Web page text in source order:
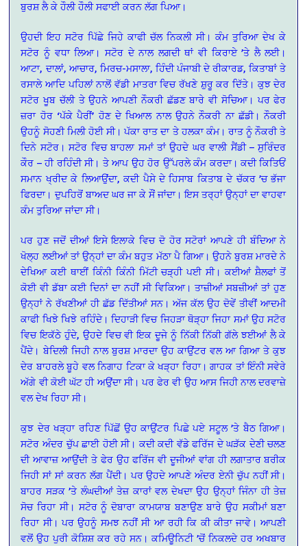
ਬੁਰਸ਼ ਲੈ ਕੇ ਹੌਲੀ ਹੌਲੀ ਸਫਾਈ ਕਰਨ ਲੱਗ ਪਿਆ।
ਉਹਦੀ ਇਹ ਸਟੋਰ ਪਿੱਛੇ ਜਿਹੇ ਕਾਫੀ ਚੱਲ ਨਿਕਲੀ ਸੀ। ਕੰਮ ਤੁਰਿਆ ਦੇਖ ਕੇ
ਸਟੋਰ ਨੂੰ ਵਧਾ ਲਿਆ। ਸਟੋਰ ਦੇ ਨਾਲ ਲਗਦੀ ਥਾਂ ਵੀ ਕਿਰਾਏ ’ਤੇ ਲੈ ਲਈ।
ਆਟਾ, ਦਾਲਾਂ, ਆਚਾਰ, ਮਿਰਚ-ਮਸਾਲਾ, ਹਿੰਦੀ ਪੰਜਾਬੀ ਦੇ ਰੀਕਾਰਡ, ਕਿਤਾਬਾਂ ਤੇ
ਰਸਾਲੇ ਆਦਿ ਪਹਿਲਾਂ ਨਾਲੋਂ ਵੱਡੀ ਮਾਤਰਾ ਵਿਚ ਰੱਖਣੇ ਸ਼ੁਰੂ ਕਰ ਦਿੱਤੇ। ਕੁਝ ਦੇਰ
ਸਟੋਰ ਖੂਬ ਚੱਲੀ ਤੇ ਉਹਨੇ ਆਪਣੀ ਨੌਕਰੀ ਛੱਡਣ ਬਾਰੇ ਵੀ ਸੋਚਿਆ। ਪਰ ਫੇਰ
ਜ਼ਰਾ ਹੋਰ ‘ਪੱਕੇ ਪੈਰੀਂ’ ਹੋਣ ਦੇ ਖਿਆਲ ਨਾਲ ਉਹਨੇ ਨੌਕਰੀ ਨਾ ਛੱਡੀ। ਨੌਕਰੀ
ਉਹਨੂੰ ਸੋਹਣੀ ਮਿਲੀ ਹੋਈ ਸੀ। ਪੱਕਾ ਰਾਤ ਦਾ ਤੇ ਹਲਕਾ ਕੰਮ। ਰਾਤ ਨੂੰ ਨੌਕਰੀ ਤੇ
ਦਿਨੇ ਸਟੋਰ। ਸਟੋਰ ਵਿਚ ਬਾਹਲਾ ਸਮਾਂ ਤਾਂ ਉਹਦੇ ਘਰ ਵਾਲੀ ਸੈਂਡੀ – ਸੁਰਿੰਦਰ
ਕੌਰ – ਹੀ ਰਹਿੰਦੀ ਸੀ। ਤੇ ਆਪ ਉਹ ਹੋਰ ਉੱਪਰਲੇ ਕੰਮ ਕਰਦਾ। ਕਦੀ ਕਿਤਿਓਂ
ਸਮਾਨ ਖ੍ਰੀਦ ਕੇ ਲਿਆਉਂਦਾ, ਕਦੀ ਪੈਸੇ ਦੇ ਹਿਸਾਬ ਕਿਤਾਬ ਦੇ ਚੱਕਰ ’ਚ ਭੱਜਾ
ਫਿਰਦਾ। ਦੁਪਹਿਰੋਂ ਬਾਅਦ ਘਰ ਜਾ ਕੇ ਸੌਂ ਜਾਂਦਾ। ਇਸ ਤਰ੍ਹਾਂ ਉਨ੍ਹਾਂ ਦਾ ਵਾਹਵਾ
ਕੰਮ ਤੁਰਿਆ ਜਾਂਦਾ ਸੀ।
ਪਰ ਹੁਣ ਜਦੋਂ ਦੀਆਂ ਇਸੇ ਇਲਾਕੇ ਵਿਚ ਦੋ ਹੋਰ ਸਟੋਰਾਂ ਆਪਣੇ ਹੀ ਬੰਦਿਆ ਨੇ
ਖੋਲ੍ਹ ਲਈਆਂ ਤਾਂ ਉਨ੍ਹਾਂ ਦਾ ਕੰਮ ਬਹੁਤ ਮੱਠਾ ਪੈ ਗਿਆ। ਉਹਨੇ ਬੁਰਸ਼ ਮਾਰਦੇ ਨੇ
ਦੇਖਿਆ ਕਈ ਥਾਈਂ ਕਿੰਨੀ ਕਿੰਨੀ ਮਿੱਟੀ ਚੜ੍ਹੀ ਪਈ ਸੀ। ਕਈਆਂ ਸ਼ੈਲਫਾਂ ਤੋਂ
ਕੋਈ ਵੀ ਡੱਬਾ ਕਈ ਦਿਨਾਂ ਦਾ ਨਹੀਂ ਸੀ ਵਿਕਿਆ। ਤਾਜ਼ੀਆਂ ਸਬਜ਼ੀਆਂ ਤਾਂ ਹੁਣ
ਉਨ੍ਹਾਂ ਨੇ ਰੱਖਣੀਆਂ ਹੀ ਛੱਡ ਦਿੱਤੀਆਂ ਸਨ। ਅੱਜ ਕੱਲ ਉਹ ਦੋਵੇਂ ਤੀਵੀਂ ਆਦਮੀ
ਕਾਫੀ ਖਿਝੇ ਖਿਝੇ ਰਹਿੰਦੇ। ਦਿਹਾੜੀ ਵਿਚ ਜਿਹੜਾ ਥੋੜ੍ਹਾ ਜਿਹਾ ਸਮਾਂ ਉਹ ਸਟੋਰ
ਵਿਚ ਇਕੱਠੇ ਹੁੰਦੇ, ਉਹਦੇ ਵਿਚ ਵੀ ਇਕ ਦੂਜੇ ਨੂੰ ਨਿੱਕੀ ਨਿੱਕੀ ਗੱਲੇ ਝਈਆਂ ਲੈ ਕੇ
ਪੈਂਦੇ। ਬੇਦਿਲੀ ਜਿਹੀ ਨਾਲ ਬੁਰਸ਼ ਮਾਰਦਾ ਉਹ ਕਾਉਂਟਰ ਵਲ ਆ ਗਿਆ ਤੇ ਕੁਝ
ਦੇਰ ਬਾਹਰਲੇ ਬੂਹੇ ਵਲ ਨਿਗਾਹ ਟਿਕਾ ਕੇ ਖੜ੍ਹਾ ਰਿਹਾ। ਗਾਹਕ ਤਾਂ ਇੰਨੀ ਸਵੇਰੇ
ਅੱਗੇ ਵੀ ਕੋਈ ਘੱਟ ਹੀ ਅਉਂਦਾ ਸੀ। ਪਰ ਫੇਰ ਵੀ ਉਹ ਆਸ ਜਿਹੀ ਨਾਲ ਦਰਵਾਜ਼ੇ
ਵਲ ਦੇਖ ਰਿਹਾ ਸੀ।
ਕੁਝ ਦੇਰ ਖੜ੍ਹਾ ਰਹਿਣ ਪਿੱਛੋਂ ਉਹ ਕਾਉਂਟਰ ਪਿਛੇ ਪਏ ਸਟੂਲ ’ਤੇ ਬੈਠ ਗਿਆ।
ਸਟੋਰ ਅੰਦਰ ਚੁੱਪ ਛਾਈ ਹੋਈ ਸੀ। ਕਦੀ ਕਦੀ ਵੱਡੇ ਫਰਿੱਜ ਦੇ ਘੜੱਕ ਦੇਣੀ ਚਲਣ
ਦੀ ਆਵਾਜ਼ ਆਉਂਦੀ ਤੇ ਫੇਰ ਉਹ ਫਰਿੱਜ ਵੀ ਦੂਜੀਆਂ ਵਾਂਗ ਹੀ ਲਗਾਤਾਰ ਬਰੀਕ
ਜਿਹੀ ਸਾਂ ਸਾਂ ਕਰਨ ਲੱਗ ਪੈਂਦੀ। ਪਰ ਉਹਦੇ ਆਪਣੇ ਅੰਦਰ ਏਨੀ ਚੁੱਪ ਨਹੀਂ ਸੀ।
ਬਾਹਰ ਸੜਕ ’ਤੇ ਲੰਘਦੀਆਂ ਤੇਜ਼ ਕਾਰਾਂ ਵਲ ਦੇਖਦਾ ਉਹ ਉਨ੍ਹਾਂ ਜਿੰਨਾ ਹੀ ਤੇਜ਼
ਸੋਚ ਰਿਹਾ ਸੀ। ਸਟੋਰ ਨੂੰ ਦੋਬਾਰਾ ਕਾਮਯਾਬ ਬਣਾਉਣ ਬਾਰੇ ਉਹ ਸਕੀਮਾਂ ਬਣਾ
ਰਿਹਾ ਸੀ। ਪਰ ਉਹਨੂੰ ਸਮਝ ਨਹੀਂ ਸੀ ਆ ਰਹੀ ਕਿ ਕੀ ਕੀਤਾ ਜਾਵੇ। ਆਪਣੀ
ਵਲੋਂ ਉਹ ਪੁਰੀ ਕੋਸ਼ਿਸ਼ ਕਰ ਰਹੇ ਸਨ। ਕਮਿਊਨਿਟੀ ’ਚੋਂ ਨਿਕਲਦੇ ਹਰ ਅਖਬਾਰ